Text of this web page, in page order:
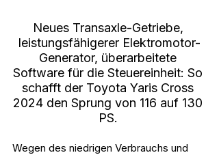
Neues Transaxle-Getriebe,
leistungsfähigerer Elektromotor-
Generator, überarbeitete
Software für die Steuereinheit: So
schafft der Toyota Yaris Cross
2024 den Sprung von 116 auf 130
PS.
Wegen des niedrigen Verbrauchs und